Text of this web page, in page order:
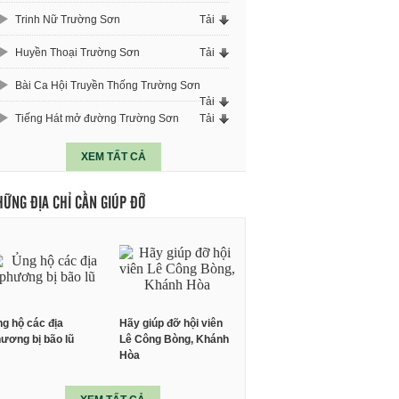
Trinh Nữ Trường Sơn Tải
Huyền Thoại Trường Sơn Tải
Bài Ca Hội Truyền Thống Trường Sơn
Tải
Tiếng Hát mở đường Trường Sơn
Tải
XEM TẤT CẢ
ĐỊA CHỈ CẦN GIÚP ĐỠ
hộ các địa
bị bão lũ
Hãy giúp đỡ hội viên
Lê Công Bòng, Khánh
Hòa